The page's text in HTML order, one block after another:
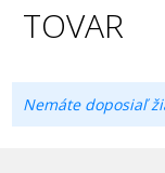
TOVAR
Nemáte doposiaľ